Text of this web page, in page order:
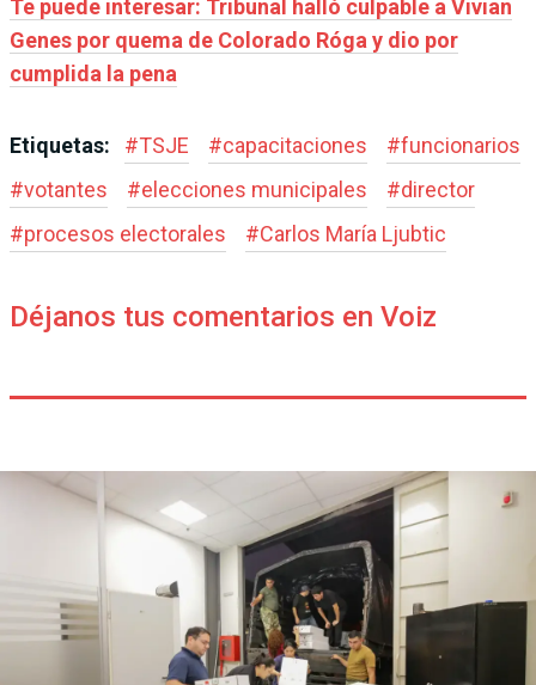
Te puede interesar: Tribunal halló culpable a Vivian
Genes por quema de Colorado Róga y dio por
cumplida la pena
Etiquetas: #TSJE #capacitaciones #funcionarios
#votantes #elecciones municipales #director
#procesos electorales #Carlos María Ljubtic
Déjanos tus comentarios en Voiz